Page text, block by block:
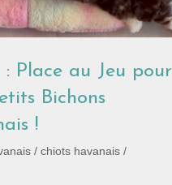
: Place au Jeu pour
Bichons
!
/ chiots havanais /